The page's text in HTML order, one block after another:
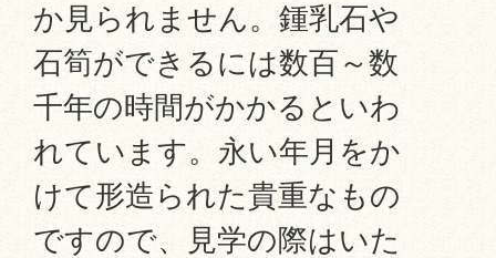
か見られません。鍾乳石や
石筍ができるには数百～数
千年の時間がかかるといわ
れています。永い年月をか
けて形造られた貴重なもの
ですので、見学の際はいた